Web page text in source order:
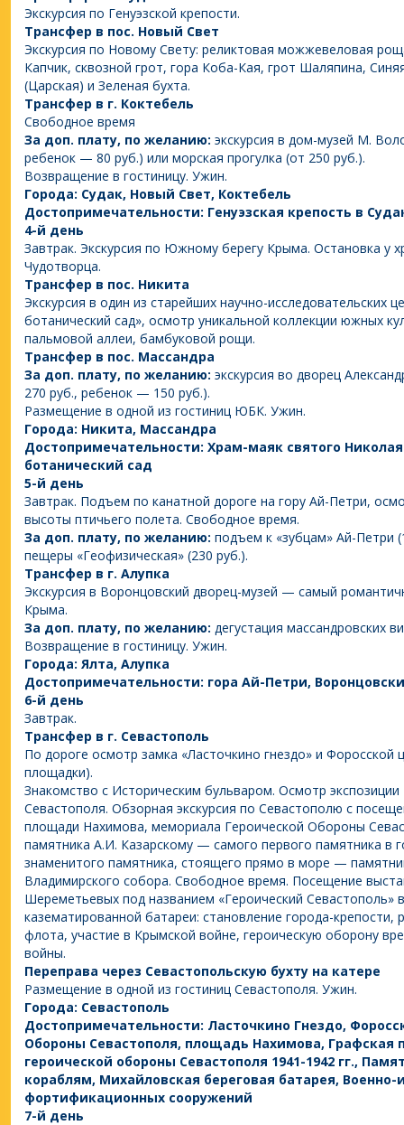
Экскурсия по Генуэзской крепости.
Трансфер в пос. Новый Свет
Экскурсия по Новому Свету: реликтовая можжевеловая
Капчик, сквозной грот, гора Коба-Кая, грот Шаляпина,
(Царская) и Зеленая бухта.
Трансфер в г. Коктебель
Свободное время
За доп. плату, по желанию: экскурсия в дом-музей М.
ребенок — 80 руб.) или морская прогулка (от 250 руб.).
Возвращение в гостиницу. Ужин.
Города: Судак, Новый Свет, Коктебель
Достопримечательности: Генуэзская крепость в
4-й день
Завтрак. Экскурсия по Южному берегу Крыма. Остановка у
Чудотворца.
Трансфер в пос. Никита
Экскурсия в один из старейших научно-исследовательских
ботанический сад», осмотр уникальной коллекции южных
пальмовой аллеи, бамбуковой рощи.
Трансфер в пос. Массандра
За доп. плату, по желанию: экскурсия во дворец
270 руб., ребенок — 150 руб.).
Размещение в одной из гостиниц ЮБК. Ужин.
Города: Никита, Массандра
Достопримечательности: Храм-маяк святого
ботанический сад
5-й день
Завтрак. Подъем по канатной дороге на гору Ай-Петри,
высоты птичьего полета. Свободное время.
За доп. плату, по желанию: подъем к «зубцам» Ай-Петри
пещеры «Геофизическая» (230 руб.).
Трансфер в г. Алупка
Экскурсия в Воронцовский дворец-музей — самый
Крыма.
За доп. плату, по желанию: дегустация массандровских
Возвращение в гостиницу. Ужин.
Города: Ялта, Алупка
Достопримечательности: гора Ай-Петри,
6-й день
Завтрак.
Трансфер в г. Севастополь
По дороге осмотр замка «Ласточкино гнездо» и Форосской
площадки).
Знакомство с Историческим бульваром. Осмотр
Севастополя. Обзорная экскурсия по Севастополю с
площади Нахимова, мемориала Героической Обороны
памятника А.И. Казарскому — самого первого памятника в
знаменитого памятника, стоящего прямо в море —
Владимирского собора. Свободное время. Посещение
Шереметьевых под названием «Героический Севастополь»
казематированной батареи: становление города-крепости,
флота, участие в Крымской войне, героическую оборону
войны.
Переправа через Севастопольскую бухту на катере
Размещение в одной из гостиниц Севастополя. Ужин.
Города: Севастополь
Достопримечательности: Ласточкино Гнездо,
Обороны Севастополя, площадь Нахимова, Графская
героической обороны Севастополя 1941-1942 гг.,
кораблям, Михайловская береговая батарея,
фортификационных сооружений
7-й день